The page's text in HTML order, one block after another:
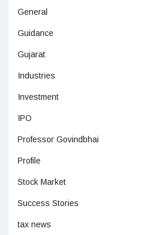
General
Guidance
Gujarat
Industries
Investment
IPO
Professor Govindbhai
Profile
Stock Market
Success Stories
tax news